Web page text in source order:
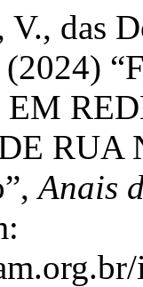
V., das
(2024)
RUA
Anais